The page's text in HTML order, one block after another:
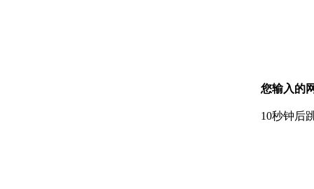
您输入的
10秒钟后